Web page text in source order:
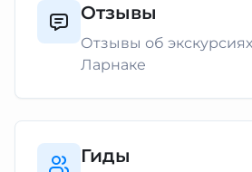
Отзывы
Отзывы об
Ларнаке
Гиды